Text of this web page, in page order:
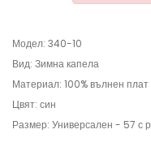
Модел: 340-10
Вид: Зимна капела
Материал: 100% вълнен плат
Цвят: син
Размер: Универсален - 57 с